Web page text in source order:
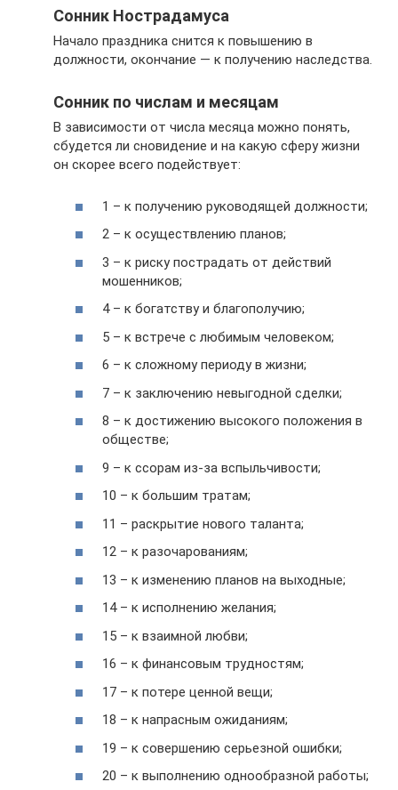
Сонник Нострадамуса
Начало праздника снится к повышению в
должности, окончание — к получению наследства.
Сонник по числам и месяцам
В зависимости от числа месяца можно понять,
сбудется ли сновидение и на какую сферу жизни
он скорее всего подействует:
1 – к получению руководящей должности;
2 – к осуществлению планов;
3 – к риску пострадать от действий
мошенников;
4 – к богатству и благополучию;
5 – к встрече с любимым человеком;
6 – к сложному периоду в жизни;
7 – к заключению невыгодной сделки;
8 – к достижению высокого положения в
обществе;
9 – к ссорам из-за вспыльчивости;
10 – к большим тратам;
11 – раскрытие нового таланта;
12 – к разочарованиям;
13 – к изменению планов на выходные;
14 – к исполнению желания;
15 – к взаимной любви;
16 – к финансовым трудностям;
17 – к потере ценной вещи;
18 – к напрасным ожиданиям;
19 – к совершению серьезной ошибки;
20 – к выполнению однообразной работы;